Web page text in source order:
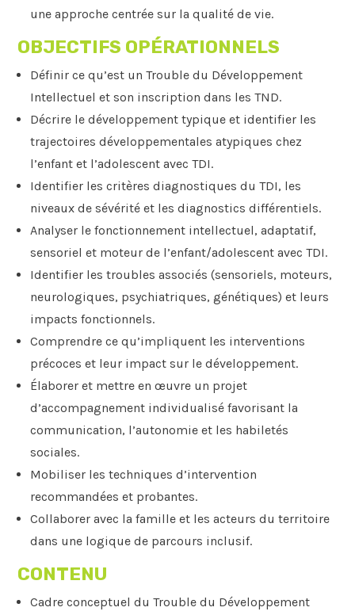
une approche centrée sur la qualité de vie.
OBJECTIFS OPÉRATIONNELS
Définir ce qu’est un Trouble du Développement
Intellectuel et son inscription dans les TND.
Décrire le développement typique et identifier les
trajectoires développementales atypiques chez
l’enfant et l’adolescent avec TDI.
Identifier les critères diagnostiques du TDI, les
niveaux de sévérité et les diagnostics différentiels.
Analyser le fonctionnement intellectuel, adaptatif,
sensoriel et moteur de l’enfant/adolescent avec TDI.
Identifier les troubles associés (sensoriels, moteurs,
neurologiques, psychiatriques, génétiques) et leurs
impacts fonctionnels.
Comprendre ce qu’impliquent les interventions
précoces et leur impact sur le développement.
Élaborer et mettre en œuvre un projet
d’accompagnement individualisé favorisant la
communication, l’autonomie et les habiletés
sociales.
Mobiliser les techniques d’intervention
recommandées et probantes.
Collaborer avec la famille et les acteurs du territoire
dans une logique de parcours inclusif.
CONTENU
Cadre conceptuel du Trouble du Développement